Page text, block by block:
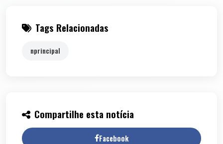
Tags Relacionadas
nprincipal
Compartilhe esta notícia
Facebook